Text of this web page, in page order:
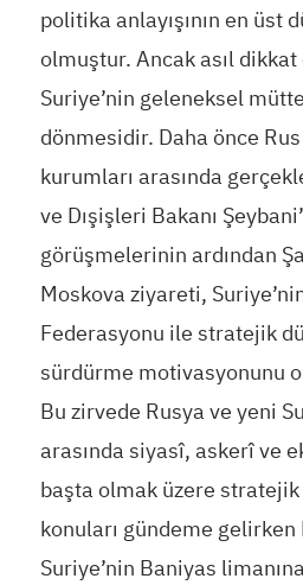
politika anlayışının en üst
olmuştur. Ancak asıl
Suriye’nin geleneksel
dönmesidir. Daha önce
kurumları arasında
ve Dışişleri Bakanı
görüşmelerinin ardından
Moskova ziyareti,
Federasyonu ile stratejik
sürdürme motivasyonunu
Bu zirvede Rusya ve yeni
arasında siyasî, askerî ve
başta olmak üzere
konuları gündeme gelirken
Suriye’nin Baniyas